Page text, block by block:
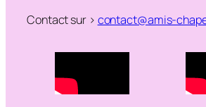
Contact sur > contact@amis-